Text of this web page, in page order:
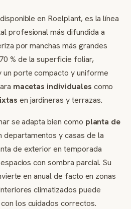
en Roelplant, es la línea
profesional más difundida a
por manchas más grandes
% de la superficie foliar,
porte compacto y uniforme
macetas individuales como
en jardineras y terrazas.
se adapta bien como planta de
departamentos y casas de la
de exterior en temporada
con sombra parcial. Su
en anual de facto en zonas
climatizados puede
los cuidados correctos.